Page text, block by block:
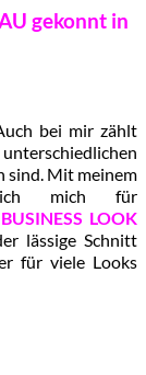
gekonnt in
bei mir zählt
sind. Mit meinem
ich mich für
BUSINESS LOOK
lässige Schnitt
für viele Looks